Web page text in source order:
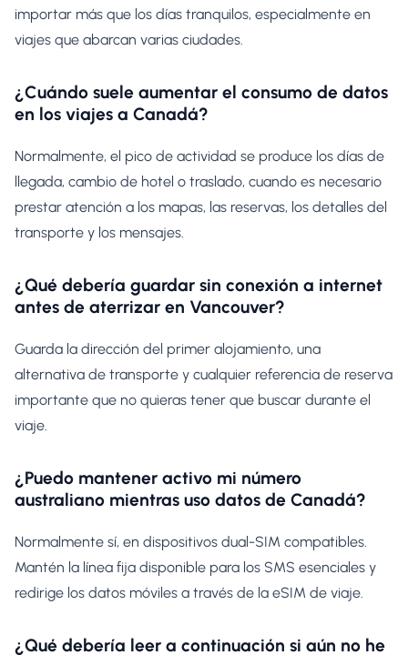
importar más que los días tranquilos, especialmente en
viajes que abarcan varias ciudades.
¿Cuándo suele aumentar el consumo de datos
en los viajes a Canadá?
Normalmente, el pico de actividad se produce los días de
llegada, cambio de hotel o traslado, cuando es necesario
prestar atención a los mapas, las reservas, los detalles del
transporte y los mensajes.
¿Qué debería guardar sin conexión a internet
antes de aterrizar en Vancouver?
Guarda la dirección del primer alojamiento, una
alternativa de transporte y cualquier referencia de reserva
importante que no quieras tener que buscar durante el
viaje.
¿Puedo mantener activo mi número
australiano mientras uso datos de Canadá?
Normalmente sí, en dispositivos dual-SIM compatibles.
Mantén la línea fija disponible para los SMS esenciales y
redirige los datos móviles a través de la eSIM de viaje.
¿Qué debería leer a continuación si aún no he